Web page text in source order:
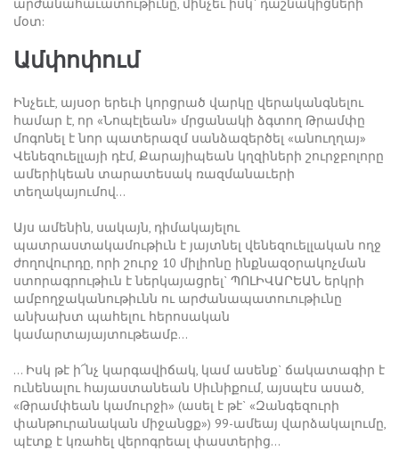
արժանահաւատութիւնը, մինչեւ իսկ` դաշնակիցների
մօտ:
Ամփոփում
Ինչեւէ, այսօր երեւի կորցրած վարկը վերականգնելու
համար է, որ «Նոպէլեան» մրցանակի ձգտող Թրամփը
մոգոնել է նոր պատերազմ սանձազերծել «անուղղայ»
Վենեզուելլայի դէմ, Քարայիպեան կղզիների շուրջբոլորը
ամերիկեան տարատեսակ ռազմանաւերի
տեղակայումով…
Այս ամենին, սակայն, դիմակայելու
պատրաստակամութիւն է յայտնել վենեզուելլական ողջ
ժողովուրդը, որի շուրջ 10 միլիոնը ինքնազօրակոչման
ստորագրութիւն է ներկայացրել` ՊՈԼԻՎԱՐԵԱՆ երկրի
ամբողջականութիւնն ու արժանապատուութիւնը
անխախտ պահելու հերոսական
կամարտայայտութեամբ…
… Իսկ թէ ի՜նչ կարգավիճակ, կամ ասենք` ճակատագիր է
ունենալու հայաստանեան Սիւնիքում, այսպէս ասած,
«Թրամփեան կամուրջի» (ասել է թէ` «Զանգեզուրի
փանթուրանական միջանցք») 99-ամեայ վարձակալումը,
պէտք է կռահել վերոգրեալ փաստերից…